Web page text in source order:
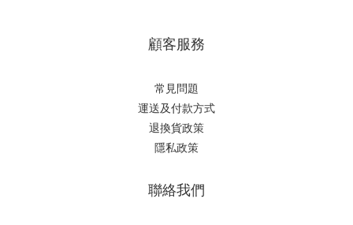
顧客服務
常見問題
運送及付款方式
退換貨政策
隱私政策
聯絡我們